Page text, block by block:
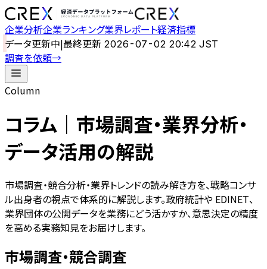
企業分析企業ランキング業界レポート経済指標
データ更新中|最終更新 2026-07-02 20:42 JST
調査を依頼→
Column
コラム｜市場調査・業界分析・
データ活用の解説
市場調査・競合分析・業界トレンドの読み解き方を、戦略コンサ
ル出身者の視点で体系的に解説します。政府統計や EDINET、
業界団体の公開データを業務にどう活かすか、意思決定の精度
を高める実務知見をお届けします。
市場調査・競合調査